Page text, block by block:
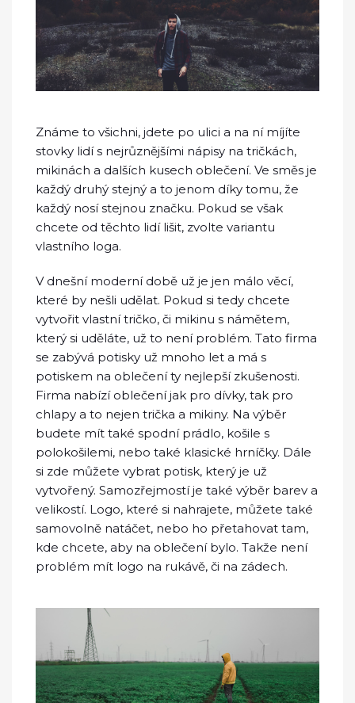
Známe to všichni, jdete po ulici a na ní míjíte
stovky lidí s nejrůznějšími nápisy na tričkách,
mikinách a dalších kusech oblečení. Ve směs je
každý druhý stejný a to jenom díky tomu, že
každý nosí stejnou značku. Pokud se však
chcete od těchto lidí lišit, zvolte variantu
vlastního loga.
V dnešní moderní době už je jen málo věcí,
které by nešli udělat. Pokud si tedy chcete
vytvořit vlastní tričko, či mikinu s námětem,
který si uděláte, už to není problém. Tato firma
se zabývá potisky už mnoho let a má s
potiskem na oblečení ty nejlepší zkušenosti.
Firma nabízí oblečení jak pro dívky, tak pro
chlapy a to nejen trička a mikiny. Na výběr
budete mít také spodní prádlo, košile s
polokošilemi, nebo také klasické hrníčky. Dále
si zde můžete vybrat potisk, který je už
vytvořený. Samozřejmostí je také výběr barev a
velikostí. Logo, které si nahrajete, můžete také
samovolně natáčet, nebo ho přetahovat tam,
kde chcete, aby na oblečení bylo. Takže není
problém mít logo na rukávě, či na zádech.